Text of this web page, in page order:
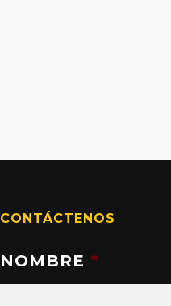
CONTÁCTENOS
NOMBRE *